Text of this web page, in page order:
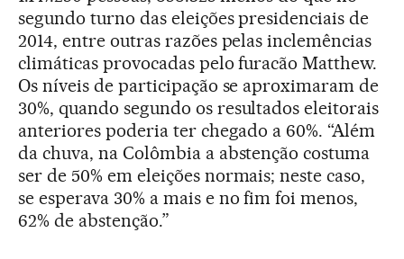
segundo turno das eleições presidenciais de
2014, entre outras razões pelas inclemências
climáticas provocadas pelo furacão Matthew.
Os níveis de participação se aproximaram de
30%, quando segundo os resultados eleitorais
anteriores poderia ter chegado a 60%. “Além
da chuva, na Colômbia a abstenção costuma
ser de 50% em eleições normais; neste caso,
se esperava 30% a mais e no fim foi menos,
62% de abstenção.”